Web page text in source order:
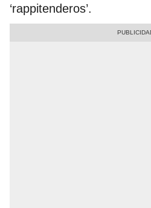
‘rappitenderos’.